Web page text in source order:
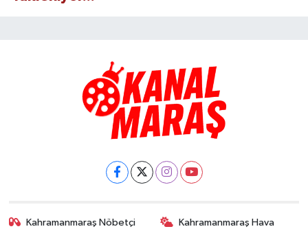
Kahramanmaraş Nöbetçi
Kahramanmaraş Hava